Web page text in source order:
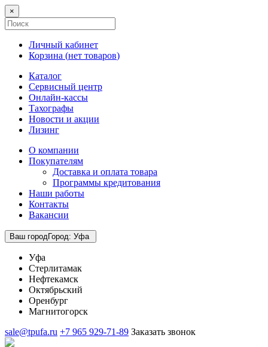
×
Личный кабинет
Корзина (нет товаров)
Каталог
Сервисный центр
Онлайн-кассы
Тахографы
Новости и акции
Лизинг
О компании
Покупателям
Доставка и оплата товара
Программы кредитования
Наши работы
Контакты
Вакансии
Ваш городГород: Уфа
Уфа
Стерлитамак
Нефтекамск
Октябрьский
Оренбург
Магнитогорск
sale@tpufa.ru +7 965 929-71-89 Заказать звонок